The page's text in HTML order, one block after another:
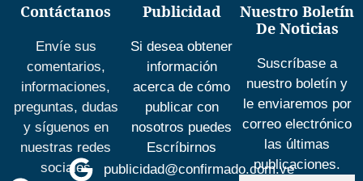
Contáctanos
Envíe sus
comentarios,
informaciones,
preguntas, dudas
y síguenos en
nuestras redes
sociales
Publicidad
Si desea obtener
información
acerca de cómo
publicar con
nosotros puedes
Escríbirnos
publicidad@confirmado.com.ve
Nuestro Boletín
De Noticias
Suscríbase a
nuestro boletín y
le enviaremos por
correo electrónico
las últimas
publicaciones.